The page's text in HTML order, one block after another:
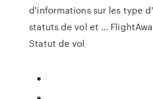
d'informations sur les type
statuts de vol et …
Statut de vol